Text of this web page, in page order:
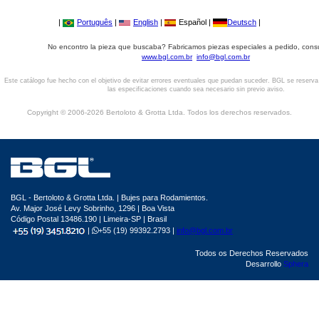
| Português | English | Español | Deutsch |
No encontro la pieza que buscaba? Fabricamos piezas especiales a pedido,
www.bgl.com.br info@bgl.com.br
Este catálogo fue hecho con el objetivo de evitar errores eventuales que puedan suceder. BGL se
las especificaciones cuando sea necesario sin previo aviso.
Copyright © 2006-2026 Bertoloto & Grotta Ltda. Todos los derechos reservados.
BGL - Bertoloto & Grotta Ltda. | Bujes para Rodamientos.
Av. Major José Levy Sobrinho, 1296 | Boa Vista
Código Postal 13486.190 | Limeira-SP | Brasil
|
+55 (19) 99392.2793 | info@bgl.com.br
Todos os Derechos Reservados
Desarrollo Sphera